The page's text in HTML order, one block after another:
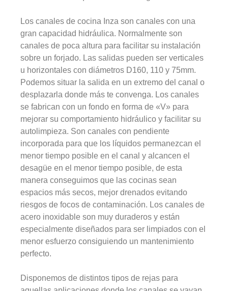
Los canales de cocina Inza son canales con una
gran capacidad hidráulica. Normalmente son
canales de poca altura para facilitar su instalación
sobre un forjado. Las salidas pueden ser verticales
u horizontales con diámetros D160, 110 y 75mm.
Podemos situar la salida en un extremo del canal o
desplazarla donde más te convenga. Los canales
se fabrican con un fondo en forma de «V» para
mejorar su comportamiento hidráulico y facilitar su
autolimpieza. Son canales con pendiente
incorporada para que los líquidos permanezcan el
menor tiempo posible en el canal y alcancen el
desagüe en el menor tiempo posible, de esta
manera conseguimos que las cocinas sean
espacios más secos, mejor drenados evitando
riesgos de focos de contaminación. Los canales de
acero inoxidable son muy duraderos y están
especialmente diseñados para ser limpiados con el
menor esfuerzo consiguiendo un mantenimiento
perfecto.
Disponemos de distintos tipos de rejas para